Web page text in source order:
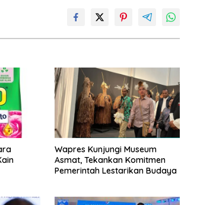
Wapres Kunjungi Museum
Asmat, Tekankan Komitmen
Pemerintah Lestarikan Budaya